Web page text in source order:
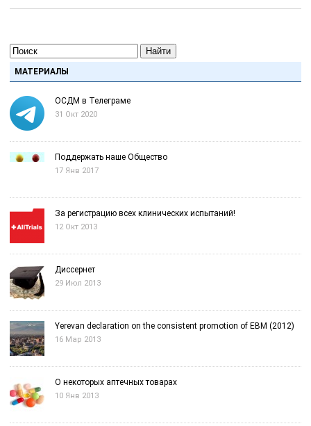
Найти
МАТЕРИАЛЫ
ОСДМ в Телеграме
31 Окт 2020
Поддержать наше Общество
17 Янв 2017
За регистрацию всех клинических испытаний!
12 Окт 2013
Диссернет
29 Июл 2013
Yerevan declaration on the consistent promotion of EBM (2012)
16 Мар 2013
О некоторых аптечных товарах
10 Янв 2013